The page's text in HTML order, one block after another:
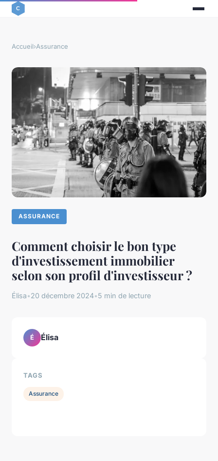
Accueil›Assurance
ASSURANCE
Comment choisir le bon type
d'investissement immobilier
selon son profil d'investisseur ?
Élisa•20 décembre 2024•5 min de lecture
É Élisa
TAGS
Assurance